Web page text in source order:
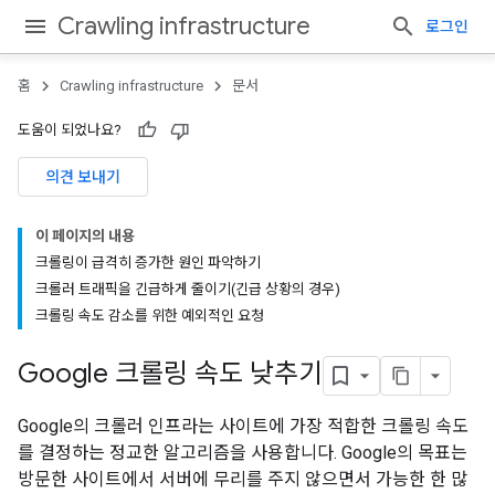
Crawling infrastructure 로그인
홈 Crawling infrastructure 문서
도움이 되었나요?
의견 보내기
이 페이지의 내용
크롤링이 급격히 증가한 원인 파악하기
크롤러 트래픽을 긴급하게 줄이기(긴급 상황의 경우)
크롤링 속도 감소를 위한 예외적인 요청
Google 크롤링 속도 낮추기
Google의 크롤러 인프라는 사이트에 가장 적합한 크롤링 속도
를 결정하는 정교한 알고리즘을 사용합니다. Google의 목표는
방문한 사이트에서 서버에 무리를 주지 않으면서 가능한 한 많